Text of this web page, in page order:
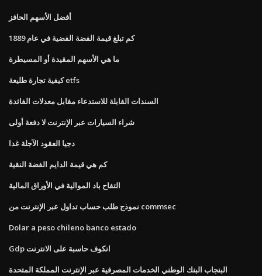
أفضل الأسهم الحافز
كم تبلغ قيمة الفضة الفضية في عام 1889
ما هي الأسهم المقيدة أو المسيطرة
كيفية تجارة طليعة etfs
السندات القابلة للاستدعاء مقابل معدلات الفائدة
شراء السيارات عبر الإنترنت لا دفعة أولى
دجيا العقود الآجلة غدا
كم هي قيمة الدايم الفضة النقية
التفاح باد الموالية في الأوراق المالية
نموذج طلب حساب تداول عبر الإنترنت من commsec
Dolar a peso chileno banco estado
Gdp انكوف حاسبة على الانترنت
البنجاب البنك الوطني الخدمات المصرفية عبر الإنترنت المملكة المتحدة